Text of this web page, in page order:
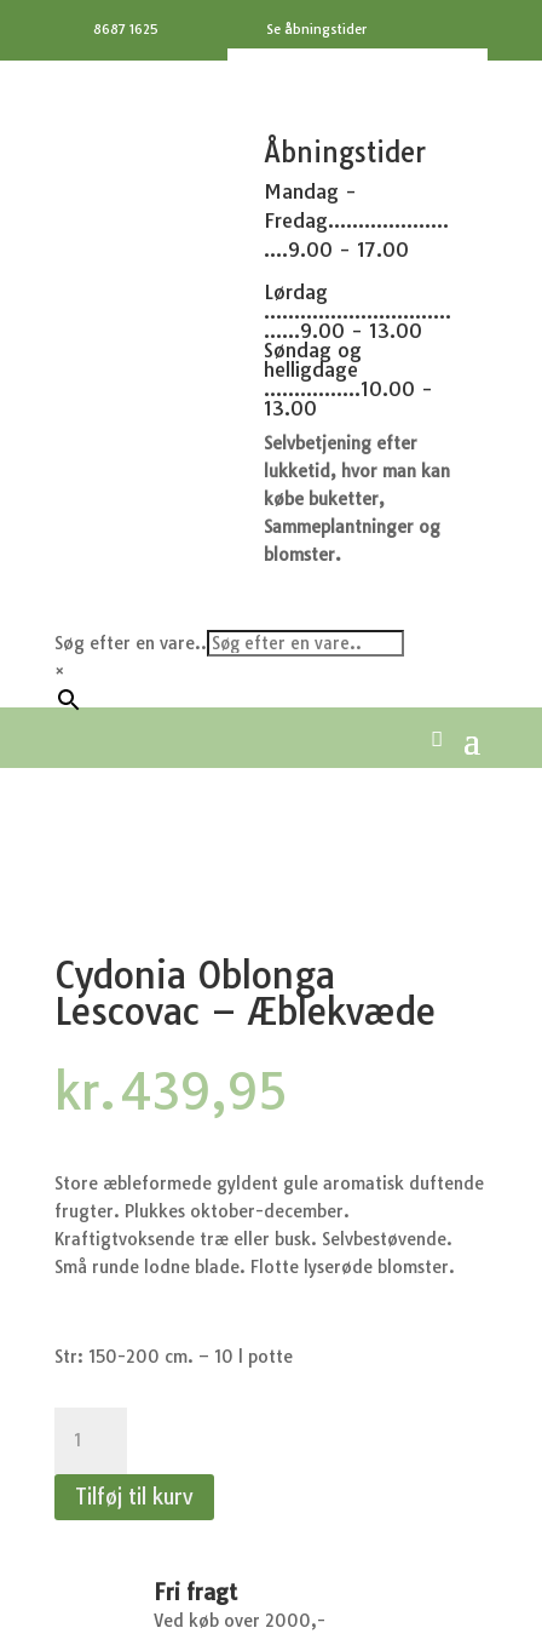
8687 1625 Se åbningstider
Åbningstider
Mandag -
Fredag....................
....9.00 - 17.00
Lørdag
...............................
......9.00 - 13.00
Søndag og
helligdage
................10.00 -
13.00
Selvbetjening efter
lukketid, hvor man kan
købe buketter,
Sammeplantninger og
blomster.
Søg efter en vare..
×
Cydonia Oblonga
Lescovac – Æblekvæde
kr.439,95
Store æbleformede gyldent gule aromatisk duftende
frugter. Plukkes oktober-december.
Kraftigtvoksende træ eller busk. Selvbestøvende.
Små runde lodne blade. Flotte lyserøde blomster.
Str: 150-200 cm. – 10 l potte
Oblonga
Lescovac
Tilføj til kurv
Fri fragt
Ved køb over 2000,-